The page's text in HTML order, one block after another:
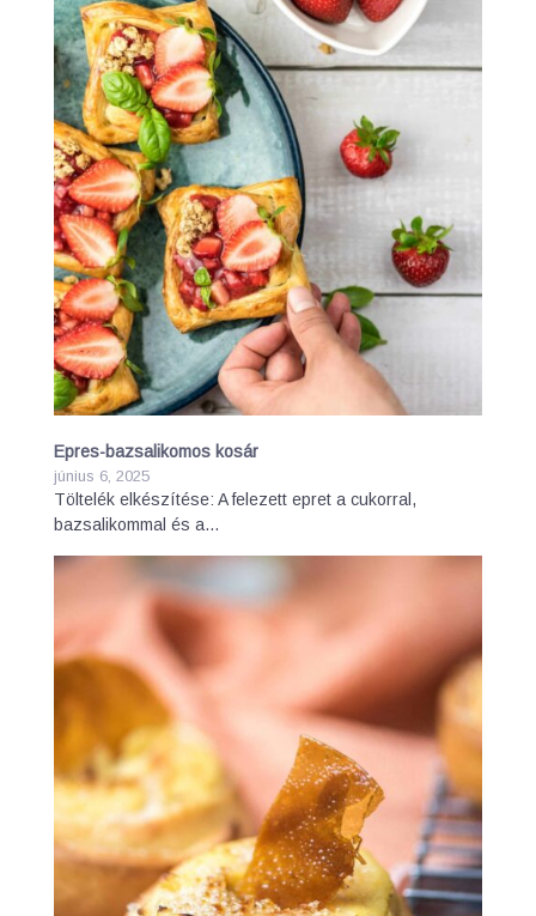
Epres-bazsalikomos kosár
június 6, 2025
Töltelék elkészítése: A felezett epret a cukorral,
bazsalikommal és a…